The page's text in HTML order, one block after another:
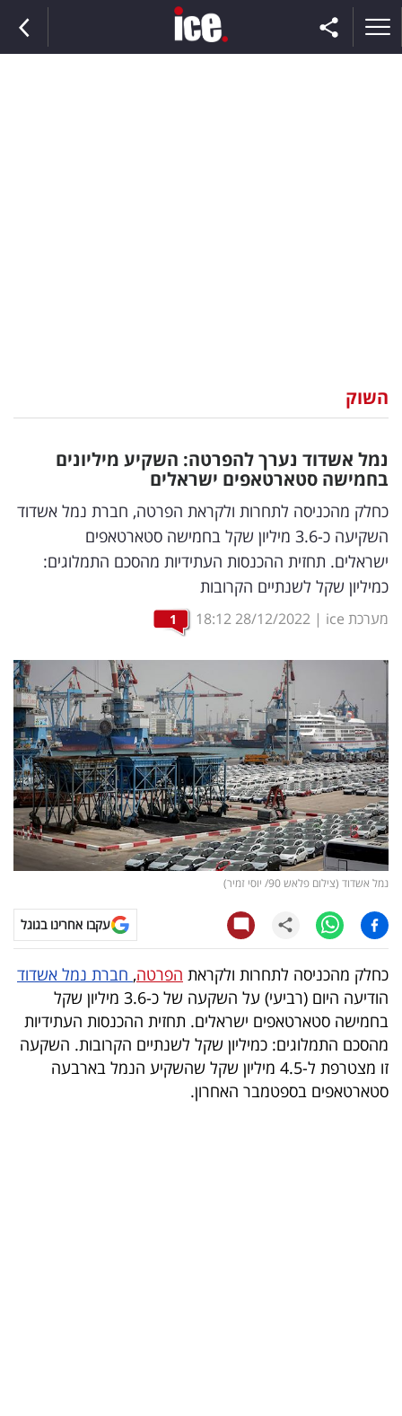
וצרכנות
דיגיטל
וטק
שיווק
ופרסום
משפט
מדדים
ומחקרים
דעות
רכילות
עסקית
קריפטו
ויראלי
טלוויזיה
עסקי
ספורט
קריירה
ולימודים
השוק
נמל אשדוד נערך להפרטה: השקיע מיליונים
בחמישה סטארטאפים ישראלים
כחלק מהכניסה לתחרות ולקראת הפרטה, חברת נמל אשדוד
השקיעה כ-3.6 מיליון שקל בחמישה סטארטאפים
ישראלים. תחזית ההכנסות העתידיות מהסכם התמלוגים:
כמיליון שקל לשנתיים הקרובות
מערכת ice |
28/12/2022
18:12
1
נמל אשדוד (צילום פלאש 90/ יוסי זמיר)
עקבו אחרינו בגוגל
כחלק מהכניסה לתחרות ולקראת הפרטה, חברת נמל אשדוד
הודיעה היום (רביעי) על השקעה של כ-3.6 מיליון שקל
בחמישה סטארטאפים ישראלים. תחזית ההכנסות העתידיות
מהסכם התמלוגים: כמיליון שקל לשנתיים הקרובות. השקעה
זו מצטרפת ל-4.5 מיליון שקל שהשקיע הנמל בארבעה
סטארטאפים בספטמבר האחרון.